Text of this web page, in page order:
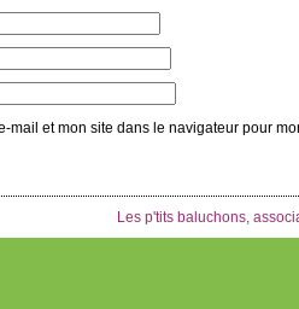
mail et mon site dans le navigateur pour
Les p'tits baluchons,